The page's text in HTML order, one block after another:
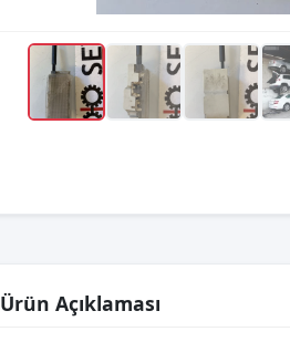
Ürün Açıklaması